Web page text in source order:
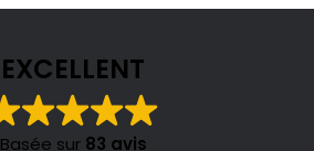
EXCELLENT
Basée sur 83 avis